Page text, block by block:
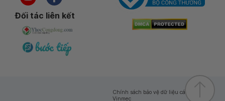
Đối tác liên kết
Chính sách bảo vệ dữ liệu cá nhân của
Vinmec